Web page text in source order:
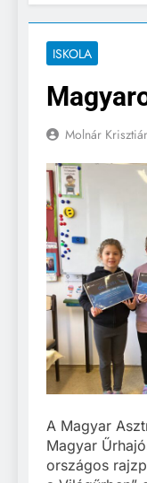
ISKOLA
Molnár
A Magyar
Magyar
országos